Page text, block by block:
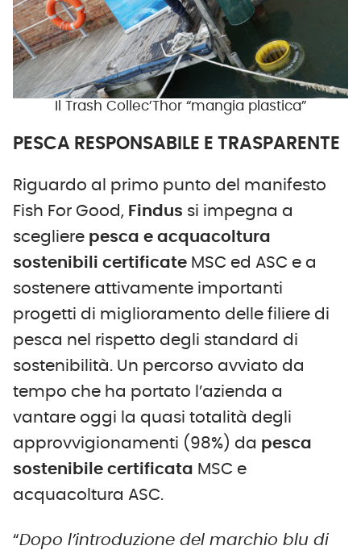
Il Trash Collec’Thor “mangia plastica”
PESCA RESPONSABILE E TRASPARENTE
Riguardo al primo punto del manifesto
Fish For Good, Findus si impegna a
scegliere pesca e acquacoltura
sostenibili certificate MSC ed ASC e a
sostenere attivamente importanti
progetti di miglioramento delle filiere di
pesca nel rispetto degli standard di
sostenibilità. Un percorso avviato da
tempo che ha portato l’azienda a
vantare oggi la quasi totalità degli
approvvigionamenti (98%) da pesca
sostenibile certificata MSC e
acquacoltura ASC.
“Dopo l’introduzione del marchio blu di